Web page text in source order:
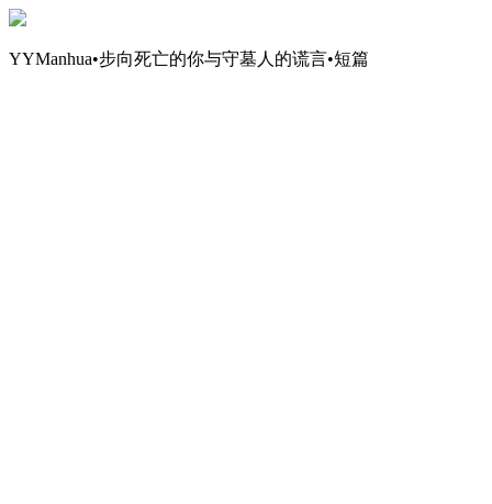
YYManhua•步向死亡的你与守墓人的谎言•短篇